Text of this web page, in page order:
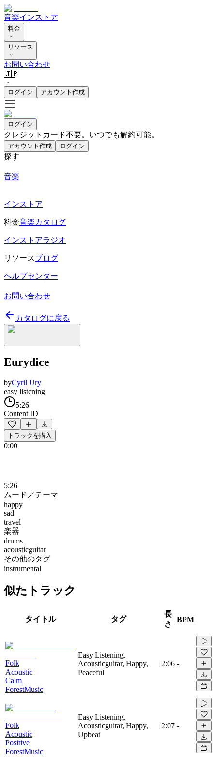
音楽インストア
料金
リソース
お問い合わせ
🇯🇵
ログイン アカウント作成
ログイン
クレジットカード不要。いつでも解約可能。
アカウント作成 ログイン
探す
音楽
インストア
料金音楽カタログ
インストアラジオ
リソースブログ
ヘルプセンター
お問い合わせ
カタログに戻る
Eurydice
byCyril Ury
easy listening
5:26
Content ID
トラックを購入
0:00
5:26
ムード／テーマ
happy
sad
travel
楽器
drums
acousticguitar
その他のタグ
instrumental
似たトラック
タイトル タグ
長
さ
BPM
Folk
Acoustic
Calm
ForestMusic
Easy Listening,
Acousticguitar, Happy,
Peaceful
2:06 -
Folk
Acoustic
Positive
ForestMusic
Easy Listening,
Acousticguitar, Happy,
Upbeat
2:07 -